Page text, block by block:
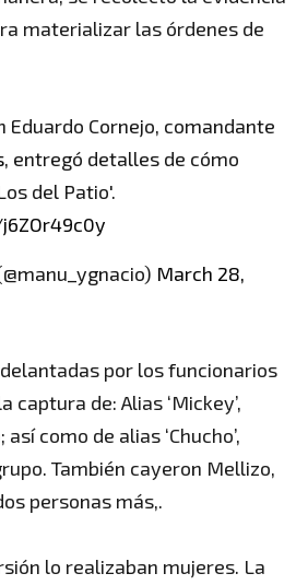
materializar las órdenes de
Eduardo Cornejo, comandante
, entregó detalles de cómo
del Patio'.
March 28,
por los funcionarios
captura de: Alias ‘Mickey’,
como de alias ‘Chucho’,
También cayeron Mellizo,
personas más,.
lo realizaban mujeres. La